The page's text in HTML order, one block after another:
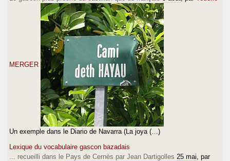
MERGER
Un exemple dans le Diario de Navarra (La joya (…)
Lexique du vocabulaire gascon bazadais
... recueilli dans le Pays de Cernès par Jean Dartigolles 25 mai , par